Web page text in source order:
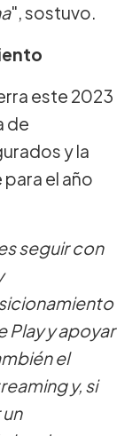
", sostuvo.
este 2023
de
y la
para el año
seguir con
Play y apoyar
el
y, si